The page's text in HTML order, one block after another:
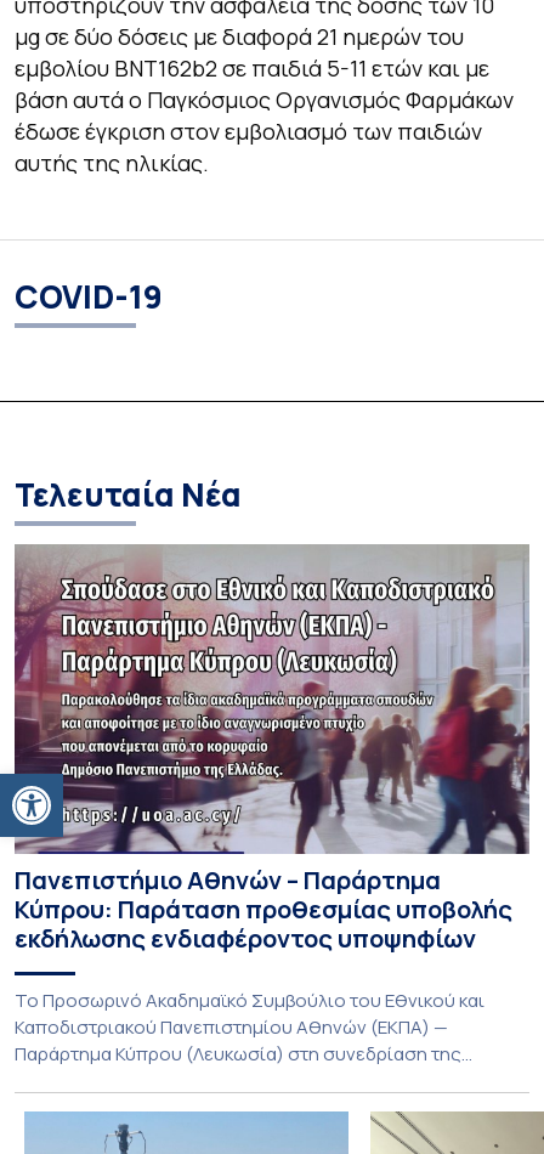
Ανοίξτε τη γραμμή εργαλείων
μg σε δύο δόσεις με διαφορά 21 ημερών του
εμβολίου BNT162b2 σε παιδιά 5-11 ετών και με
βάση αυτά ο Παγκόσμιος Οργανισμός Φαρμάκων
έδωσε έγκριση στον εμβολιασμό των παιδιών
αυτής της ηλικίας.
COVID-19
Τελευταία Νέα
Πανεπιστήμιο Αθηνών – Παράρτημα
Κύπρου: Παράταση προθεσμίας υποβολής
εκδήλωσης ενδιαφέροντος υποψηφίων
Το Προσωρινό Ακαδημαϊκό Συμβούλιο του Εθνικού και
Καποδιστριακού Πανεπιστημίου Αθηνών (ΕΚΠΑ) —
Παράρτημα Κύπρου (Λευκωσία) στη συνεδρίαση της
παράταση της προθεσμίας υποβολής εκδήλωσης
ενδιαφέροντος για την φοίτηση σε Προγράμματα Σπουδών,